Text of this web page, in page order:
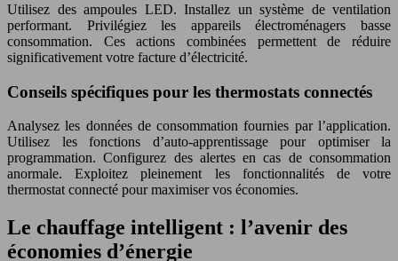
Utilisez des ampoules LED. Installez un système de ventilation
performant. Privilégiez les appareils électroménagers basse
consommation. Ces actions combinées permettent de réduire
significativement votre facture d’électricité.
Conseils spécifiques pour les thermostats connectés
Analysez les données de consommation fournies par l’application.
Utilisez les fonctions d’auto-apprentissage pour optimiser la
programmation. Configurez des alertes en cas de consommation
anormale. Exploitez pleinement les fonctionnalités de votre
thermostat connecté pour maximiser vos économies.
Le chauffage intelligent : l’avenir des
économies d’énergie